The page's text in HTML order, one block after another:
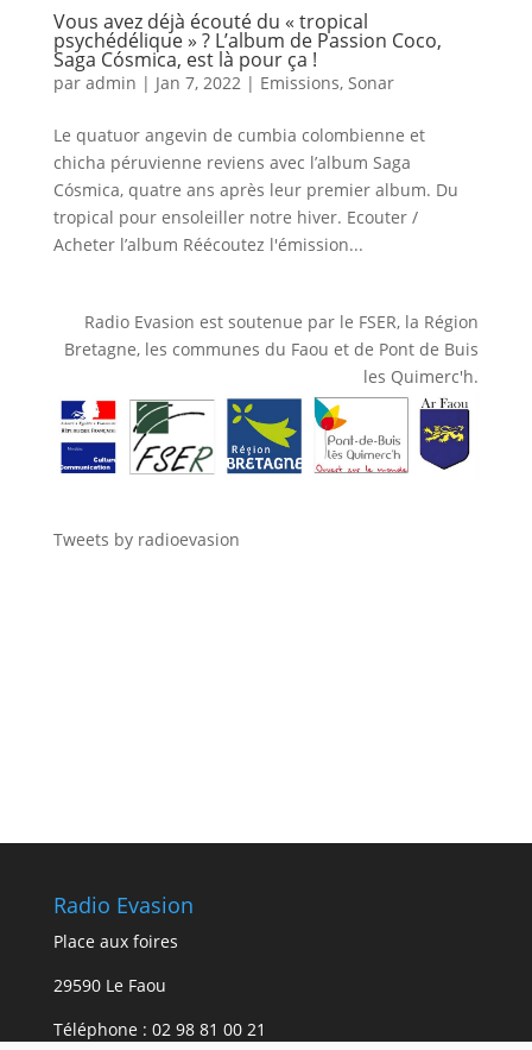
Vous avez déjà écouté du « tropical
psychédélique » ? L’album de Passion Coco,
Saga Cósmica, est là pour ça !
par admin | Jan 7, 2022| Emissions, Sonar
Le quatuor angevin de cumbia colombienne et
chicha péruvienne reviens avec l’album Saga
Cósmica, quatre ans après leur premier album. Du
tropical pour ensoleiller notre hiver. Ecouter /
Acheter l’album Réécoutez l'émission...
Radio Evasion est soutenue par le FSER, la Région
Bretagne, les communes du Faou et de Pont de Buis
les Quimerc'h.
Tweets by radioevasion
Radio Evasion
Place aux foires
29590 Le Faou
Téléphone : 02 98 81 00 21